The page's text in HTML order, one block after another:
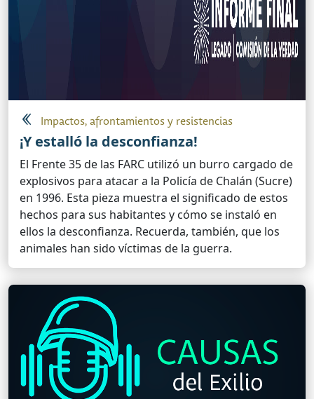
Impactos, afrontamientos y resistencias
¡Y estalló la desconfianza!
El Frente 35 de las FARC utilizó un burro cargado de
explosivos para atacar a la Policía de Chalán (Sucre)
en 1996. Esta pieza muestra el significado de estos
hechos para sus habitantes y cómo se instaló en
ellos la desconfianza. Recuerda, también, que los
animales han sido víctimas de la guerra.